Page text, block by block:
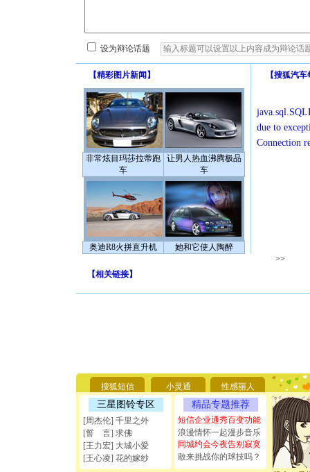
设为辩论话题
【精彩图片新闻 】
非常炫目玛莎拉蒂跑
车
让男人热血沸腾极品
车
奥迪R8火拼直升机 她和它使人陶醉
【搜狐汽车
due to
Connection
>>
【相关链接】
搜狐短信 小灵通 性感丽人
三星图铃专区
[周杰伦] 千里之外
[誓 言] 求佛
[王力宏] 大城小爱
[王心凌] 花的嫁纱
精品专题推荐
短信企业通秀百变功能
浪漫情怀一起漫步音乐
同城约会今夜告别寂寞
敢来挑战你的球技吗？
能正大光
天都要快
[圣诞节]
如意,快
[元旦]看
断电。
你是我专
[元旦]如
起；二是